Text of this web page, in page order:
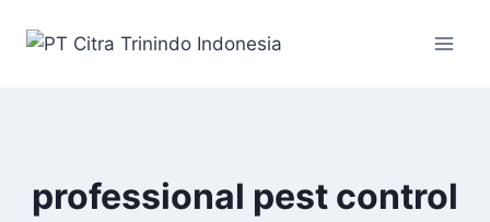
professional pest control